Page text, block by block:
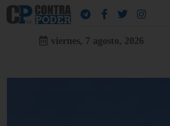
viernes, 7 agosto, 2026